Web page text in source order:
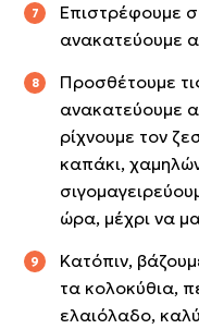
Επιστρέφουμε
ανακατεύουμε
Προσθέτουμε
ανακατεύουμε
ρίχνουμε τον
καπάκι,
ώρα, μέχρι να
Κατόπιν,
τα κολοκύθια,
ελαιόλαδο,